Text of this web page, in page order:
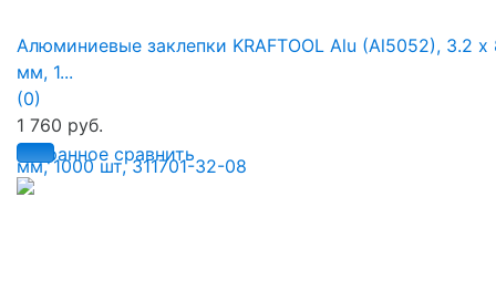
избранное сравнить
Алюминиевые заклепки KRAFTOOL Alu (Al5052), 3.2 х
мм, 1...
(0)
1 760 руб.